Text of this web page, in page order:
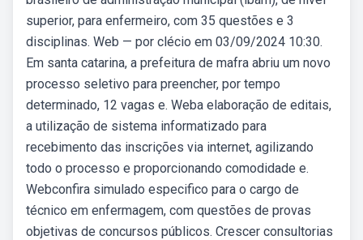
superior, para enfermeiro, com 35 questões e 3
disciplinas. Web — por clécio em 03/09/2024 10:30.
Em santa catarina, a prefeitura de mafra abriu um novo
processo seletivo para preencher, por tempo
determinado, 12 vagas e. Weba elaboração de editais,
a utilização de sistema informatizado para
recebimento das inscrições via internet, agilizando
todo o processo e proporcionando comodidade e.
Webconfira simulado especifico para o cargo de
técnico em enfermagem, com questões de provas
objetivas de concursos públicos. Crescer consultorias